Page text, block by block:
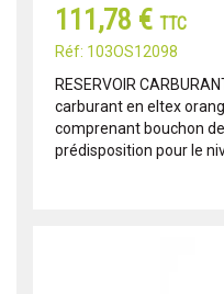
111,78 € TTC
Réf: 103OS12098
RESERVOIR
carburant en eltex
comprenant bouchon
prédisposition pour le